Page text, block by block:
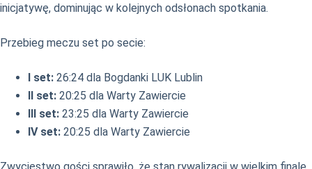
inicjatywę, dominując w kolejnych odsłonach spotkania.
Przebieg meczu set po secie:
I set: 26:24 dla Bogdanki LUK Lublin
II set: 20:25 dla Warty Zawiercie
III set: 23:25 dla Warty Zawiercie
IV set: 20:25 dla Warty Zawiercie
Zwycięstwo gości sprawiło, że stan rywalizacji w wielkim finale